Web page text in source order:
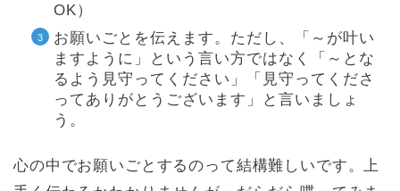
OK）
お願いごとを伝えます。ただし、「～が叶い
ますように」という言い方ではなく「～とな
るよう見守ってください」「見守ってくださ
ってありがとうございます」と言いましょ
う。
心の中でお願いごとするのって結構難しいです。上